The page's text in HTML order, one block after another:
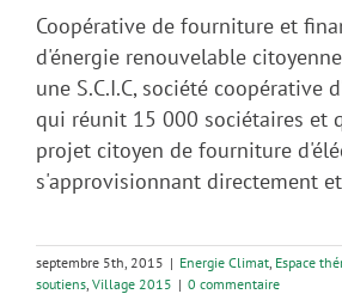
Coopérative de fourniture et
d'énergie renouvelable
une S.C.I.C, société coopérative
qui réunit 15 000 sociétaires et
projet citoyen de fourniture
s'approvisionnant directement
septembre 5th, 2015 | Energie Climat Espace
soutiens Village 2015 | 0 commentaire